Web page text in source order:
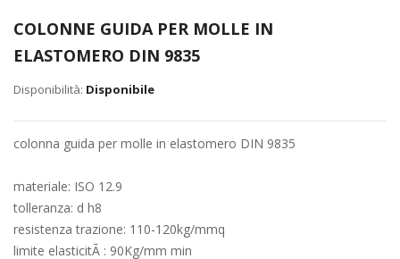
della
galleria
immagini
COLONNE GUIDA PER MOLLE IN
ELASTOMERO DIN 9835
Disponibile
colonna guida per molle in elastomero DIN 9835
materiale: ISO 12.9
tolleranza: d h8
resistenza trazione: 110-120kg/mmq
limite elasticitÃ : 90Kg/mm min